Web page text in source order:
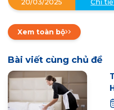
20/03/2025 Chi
Xem toàn bộ
Bài viết cùng chủ đề